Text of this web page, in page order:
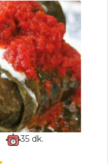
35dk.